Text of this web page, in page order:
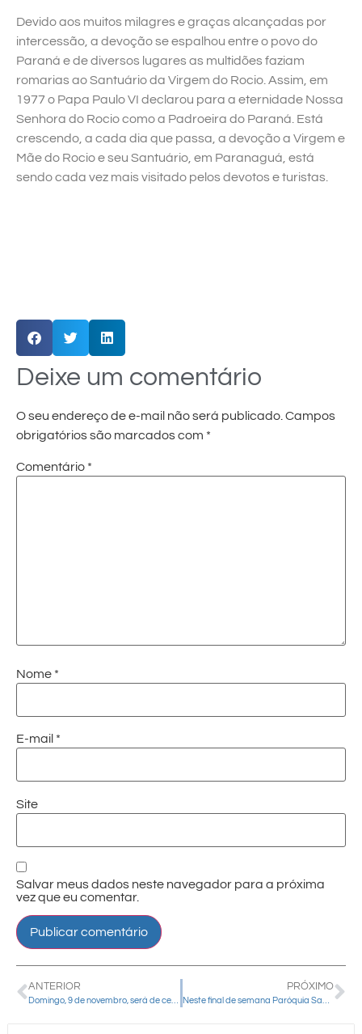
Devido aos muitos milagres e graças alcançadas por
intercessão, a devoção se espalhou entre o povo do
Paraná e de diversos lugares as multidões faziam
romarias ao Santuário da Virgem do Rocio. Assim, em
1977 o Papa Paulo VI declarou para a eternidade Nossa
Senhora do Rocio como a Padroeira do Paraná. Está
crescendo, a cada dia que passa, a devoção a Virgem e
Mãe do Rocio e seu Santuário, em Paranaguá, está
sendo cada vez mais visitado pelos devotos e turistas.
Deixe um comentário
O seu endereço de e-mail não será publicado. Campos
obrigatórios são marcados com *
Comentário *
Nome *
E-mail *
Site
Salvar meus dados neste navegador para a próxima
vez que eu comentar.
ANTERIOR PRÓXIMO